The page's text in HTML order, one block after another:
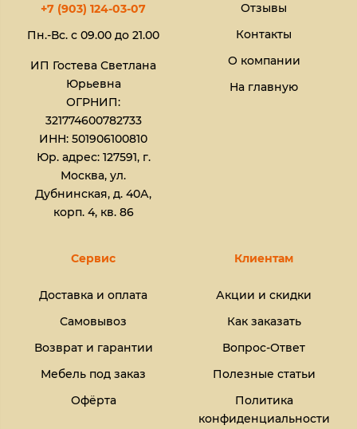
+7 (903) 124-03-07
Пн.-Вс. с 09.00 до 21.00
ИП Гостева Светлана
Юрьевна​
ОГРНИП:
321774600782733
ИНН: 501906100810
Юр. адрес: 127591, г.
Москва, ул.
Дубнинская, д. 40А,
корп. 4, кв. 86
Отзывы
Контакты
О компании
На главную
Сервис
Доставка и оплата
Самовывоз
Возврат и гарантии
Мебель под заказ
Офёрта
Клиентам
Акции и скидки
Как заказать
Вопрос-Ответ
Полезные статьи
Политика
конфиденциальности